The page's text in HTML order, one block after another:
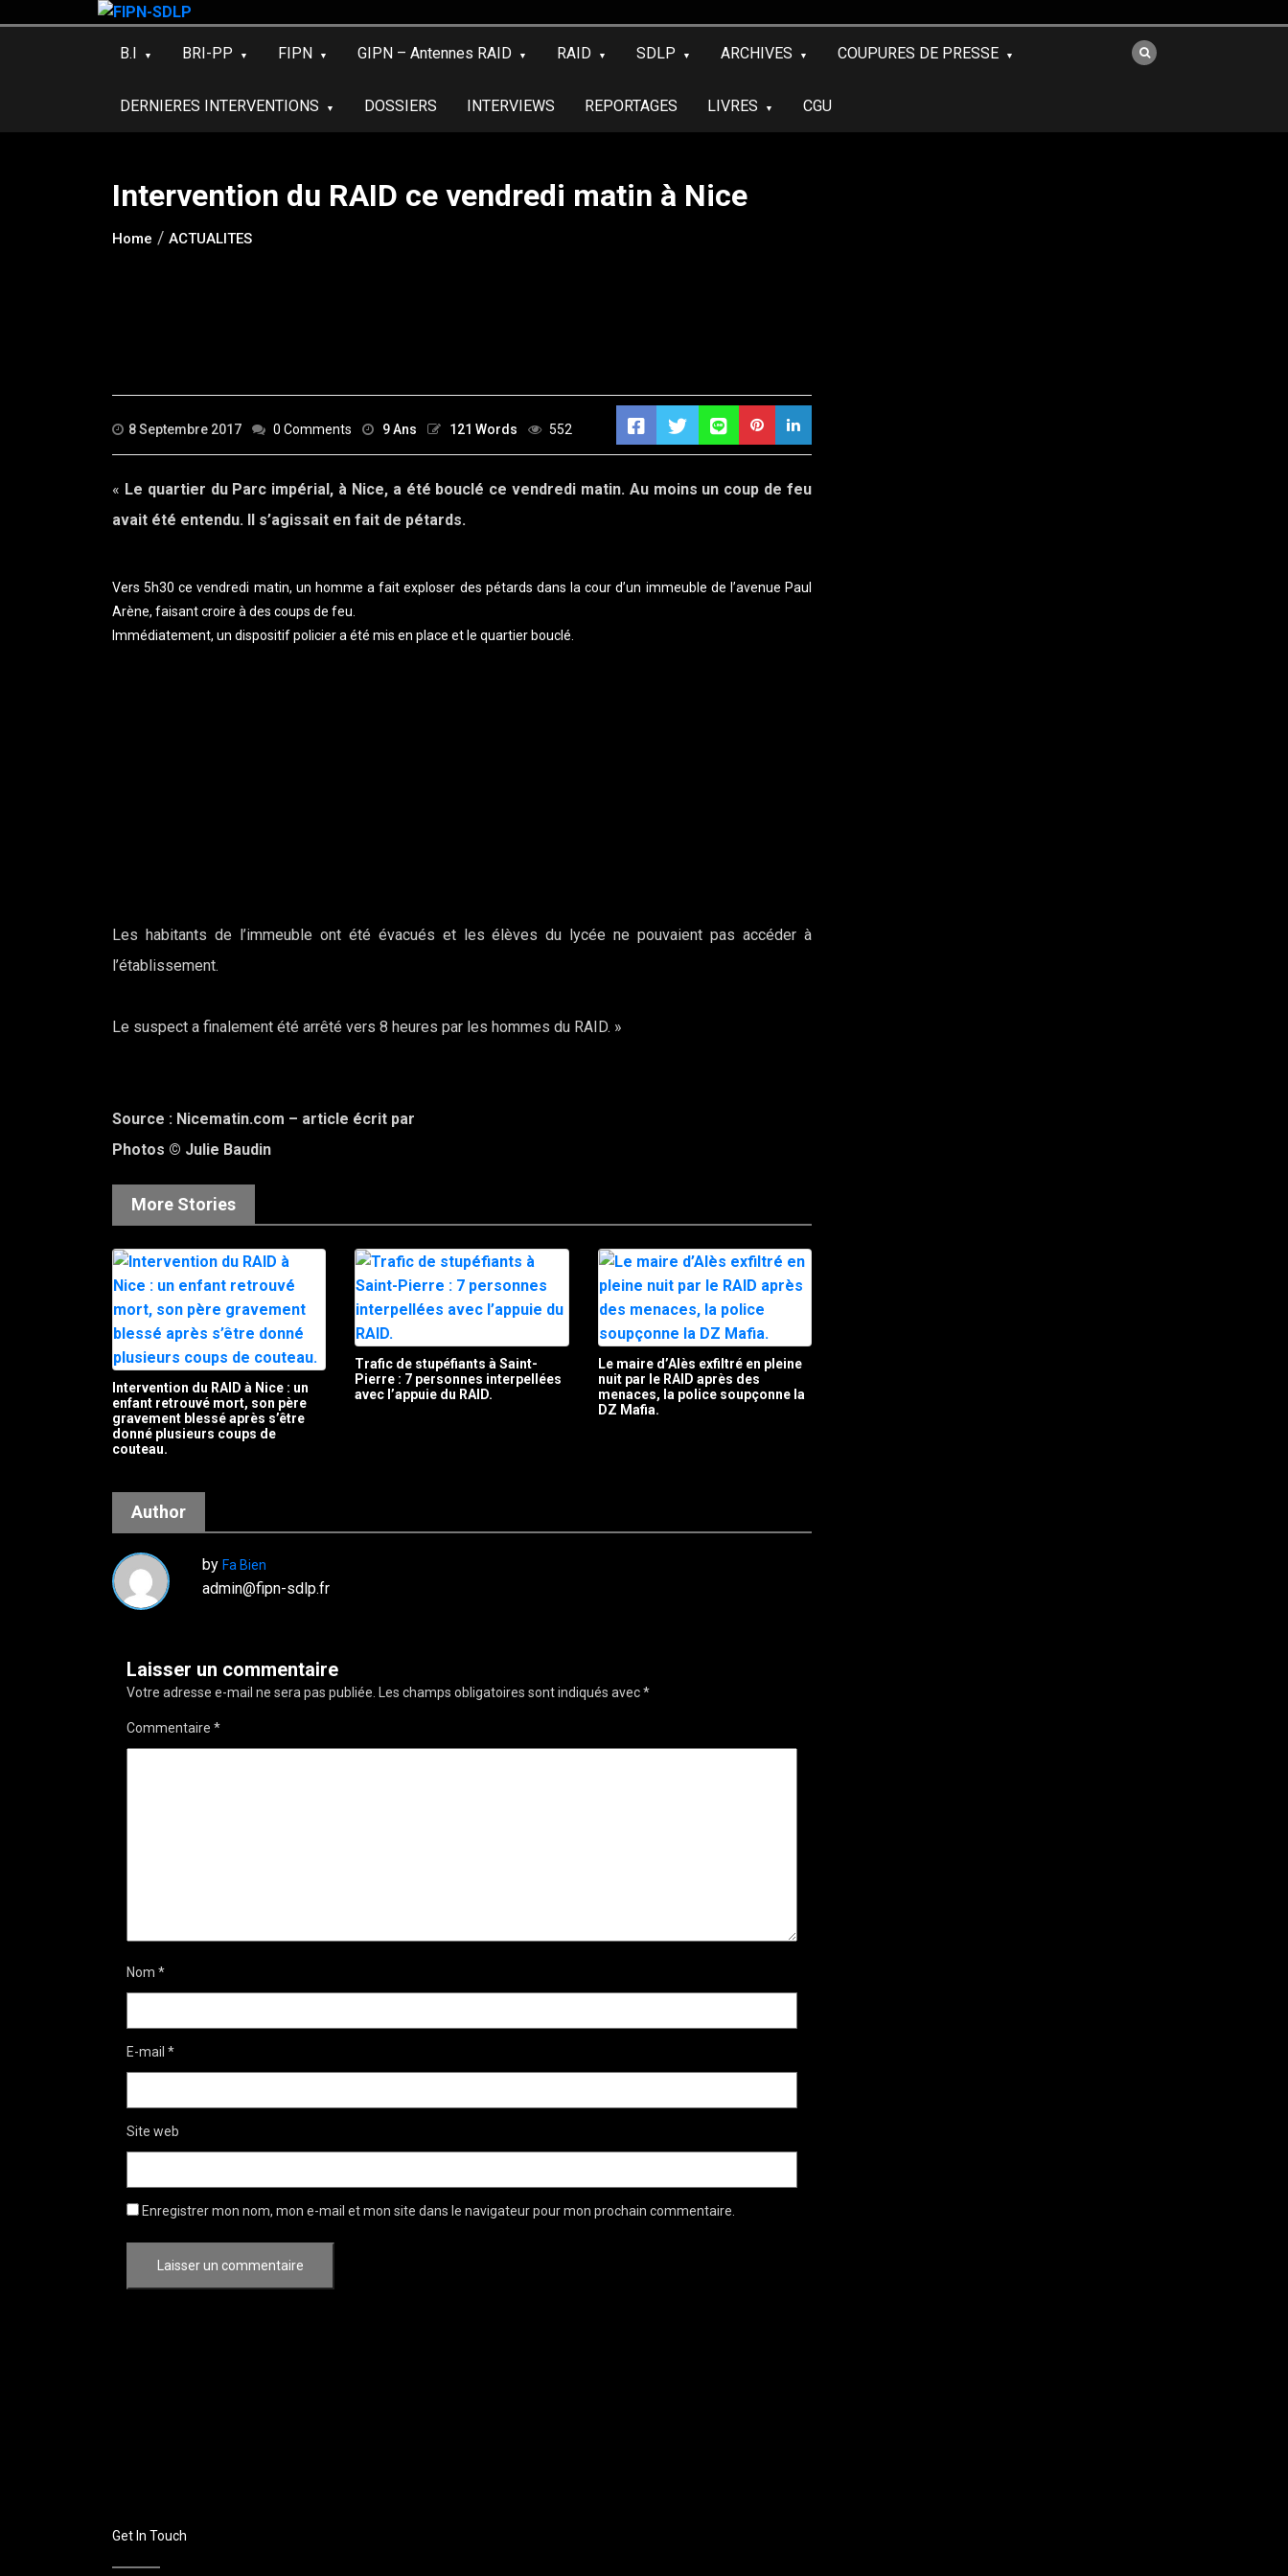
B.I BRI-PP FIPN GIPN – Antennes RAID RAID SDLP ARCHIVES COUPURES DE PRESSE
DERNIERES INTERVENTIONS DOSSIERS INTERVIEWS REPORTAGES LIVRES CGU
Intervention du RAID ce vendredi matin à Nice
Home ACTUALITES
8 Septembre 2017 0 Comments 9 Ans 121 Words 552
« Le quartier du Parc impérial, à Nice, a été bouclé ce vendredi matin. Au moins un coup de feu
avait été entendu. Il s’agissait en fait de pétards.
Vers 5h30 ce vendredi matin, un homme a fait exploser des pétards dans la cour d’un immeuble de l’avenue Paul
Arène, faisant croire à des coups de feu.
Immédiatement, un dispositif policier a été mis en place et le quartier bouclé.
Les habitants de l’immeuble ont été évacués et les élèves du lycée ne pouvaient pas accéder à
l’établissement.
Le suspect a finalement été arrêté vers 8 heures par les hommes du RAID. »
Source : Nicematin.com – article écrit par
Photos © Julie Baudin
More Stories
Intervention du RAID à Nice : un
enfant retrouvé mort, son père
gravement blessé après s’être
donné plusieurs coups de
couteau.
Trafic de stupéfiants à Saint-
Pierre : 7 personnes interpellées
avec l’appuie du RAID.
Le maire d’Alès exfiltré en pleine
nuit par le RAID après des
menaces, la police soupçonne la
DZ Mafia.
Author
by Fa Bien
admin@fipn-sdlp.fr
Laisser un commentaire
Votre adresse e-mail ne sera pas publiée. Les champs obligatoires sont indiqués avec*
Commentaire *
Nom *
E-mail *
Site web
Enregistrer mon nom, mon e-mail et mon site dans le navigateur pour mon prochain commentaire.
Get In Touch